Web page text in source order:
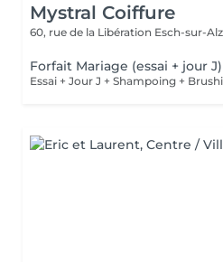
Mystral Coiffure
60, rue de la Libération Esch-sur-
Forfait Mariage (essai + jour J)